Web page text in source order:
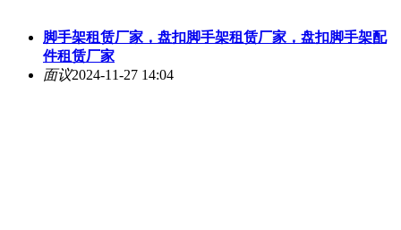
脚手架租赁厂家，盘扣脚手架租赁厂家，盘扣脚手架配
件租赁厂家
面议2024-11-27 14:04